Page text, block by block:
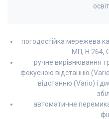
погодостійка мережева
МП, H.264,
ручне вирівнювання
фокусною відстанню
відстанню (Vario) і
автоматичне